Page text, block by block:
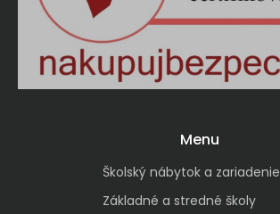
Menu
Školský nábytok a zariadenie
Základné a stredné školy